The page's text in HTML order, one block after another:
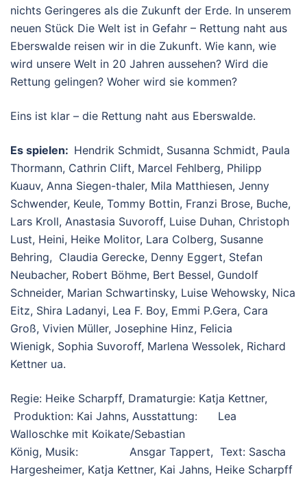
nichts Geringeres als die Zukunft der Erde. In unserem
neuen Stück Die Welt ist in Gefahr – Rettung naht aus
Eberswalde reisen wir in die Zukunft. Wie kann, wie
wird unsere Welt in 20 Jahren aussehen? Wird die
Rettung gelingen? Woher wird sie kommen?
Eins ist klar – die Rettung naht aus Eberswalde.
Es spielen: Hendrik Schmidt, Susanna Schmidt, Paula
Thormann, Cathrin Clift, Marcel Fehlberg, Philipp
Kuauv, Anna Siegen-thaler, Mila Matthiesen, Jenny
Schwender, Keule, Tommy Bottin, Franzi Brose, Buche,
Lars Kroll, Anastasia Suvoroff, Luise Duhan, Christoph
Lust, Heini, Heike Molitor, Lara Colberg, Susanne
Behring, Claudia Gerecke, Denny Eggert, Stefan
Neubacher, Robert Böhme, Bert Bessel, Gundolf
Schneider, Marian Schwartinsky, Luise Wehowsky, Nica
Eitz, Shira Ladanyi, Lea F. Boy, Emmi P.Gera, Cara
Groß, Vivien Müller, Josephine Hinz, Felicia
Wienigk, Sophia Suvoroff, Marlena Wessolek, Richard
Kettner ua.
Regie: Heike Scharpff, Dramaturgie: Katja Kettner,
Produktion: Kai Jahns, Ausstattung: Lea
Walloschke mit Koikate/Sebastian
König, Musik: Ansgar Tappert, Text: Sascha
Hargesheimer, Katja Kettner, Kai Jahns, Heike Scharpff